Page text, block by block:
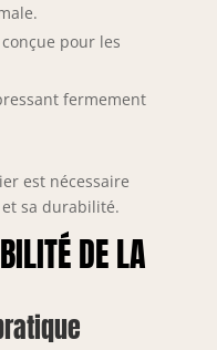
pour les
fermement
est nécessaire
sa durabilité.
DE LA